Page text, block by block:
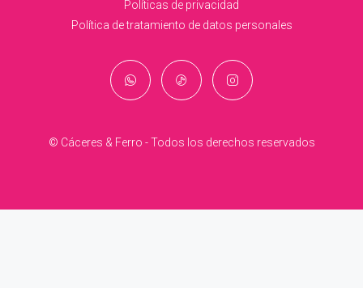
Políticas de privacidad
Política de tratamiento de datos personales
© Cáceres & Ferro - Todos los derechos reservados